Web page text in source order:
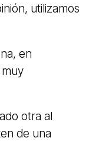
utilizamos
en
otra al
de una